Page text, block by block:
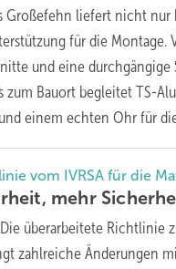
Großefehn liefert nicht
für die
und eine
zum Bauort begleitet TS-
einem echten Ohr für
vom IVRSA für die
mehr
Die überarbeitete Richtlinie
zahlreiche Änderungen